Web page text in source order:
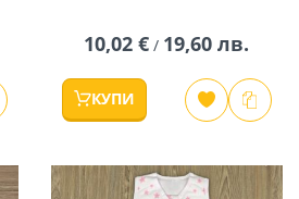
10,02 € / 19,60 лв.
КУПИ